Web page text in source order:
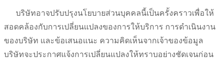
บริษัทอาจปรับปรุงนโยบายส่วนบุคคลนี้เป็นครั้งคราวเพื่อให้
สอดคล้องกับการเปลี่ยนแปลงของการให้บริการ การดำเนินงาน
ของบริษัท และข้อเสนอแนะ ความคิดเห็นจากเจ้าของข้อมูล
บริษัทจะประกาศแจ้งการเปลี่ยนแปลงให้ทราบอย่างชัดเจนก่อน